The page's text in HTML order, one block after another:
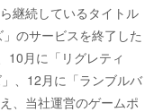
継続しているタイトル
のサービスを終了した
10月に「リグレティ
、12月に「ランブルバ
、当社運営のゲームポ